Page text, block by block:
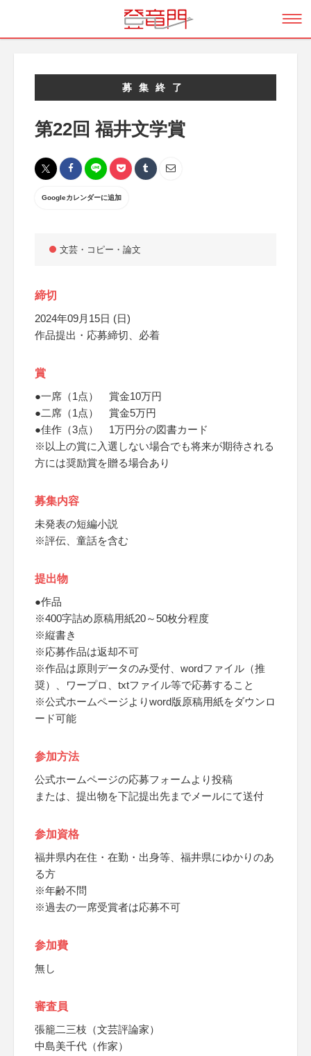
募集終了
第22回 福井文学賞
Googleカレンダーに追加
文芸・コピー・論文
締切
2024年09月15日 (日)
作品提出・応募締切、必着
賞
●一席（1点） 賞金10万円
●二席（1点） 賞金5万円
●佳作（3点） 1万円分の図書カード
※以上の賞に入選しない場合でも将来が期待される
方には奨励賞を贈る場合あり
募集内容
未発表の短編小説
※評伝、童話を含む
提出物
●作品
※400字詰め原稿用紙20～50枚分程度
※縦書き
※応募作品は返却不可
※作品は原則データのみ受付、wordファイル（推
奨）、ワープロ、txtファイル等で応募すること
※公式ホームページよりword版原稿用紙をダウンロ
ード可能
参加方法
公式ホームページの応募フォームより投稿
または、提出物を下記提出先までメールにて送付
参加資格
福井県内在住・在勤・出身等、福井県にゆかりのあ
る方
※年齢不問
※過去の一席受賞者は応募不可
参加費
無し
審査員
張籠二三枝（文芸評論家）
中島美千代（作家）